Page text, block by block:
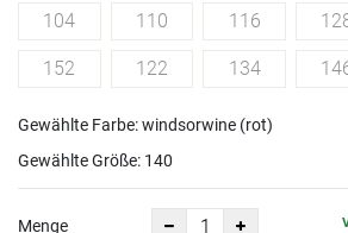
104 110 116
152 122 134
Gewählte Farbe: windsorwine (rot)
Gewählte Größe: 140
Menge